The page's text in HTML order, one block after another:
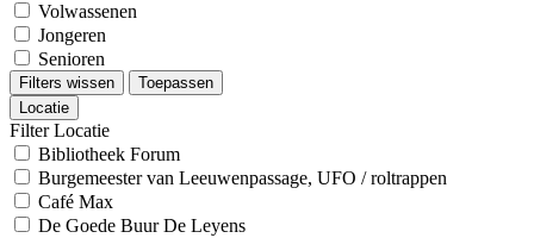
Volwassenen
Jongeren
Senioren
Filters wissen
Toepassen
Locatie
Filter Locatie
Bibliotheek Forum
Burgemeester van Leeuwenpassage, UFO / roltrappen
Café Max
De Goede Buur De Leyens